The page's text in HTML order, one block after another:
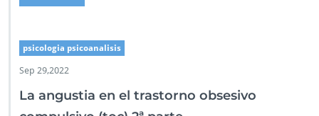
psicologia psicoanalisis
Sep 29,2022
La angustia en el trastorno obsesivo